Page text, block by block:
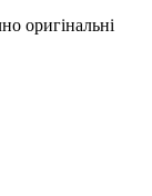
оригінальні